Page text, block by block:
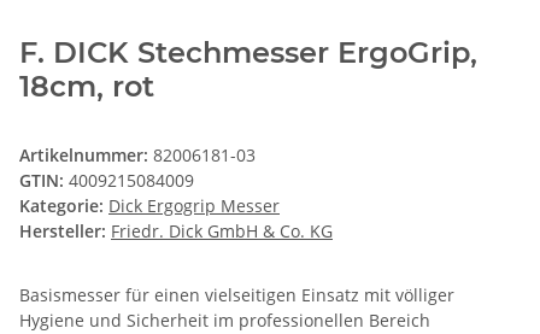
F. DICK Stechmesser ErgoGrip,
18cm, rot
Artikelnummer: 82006181-03
GTIN: 4009215084009
Kategorie: Dick Ergogrip Messer
Hersteller: Friedr. Dick GmbH & Co. KG
Basismesser für einen vielseitigen Einsatz mit völliger
Hygiene und Sicherheit im professionellen Bereich